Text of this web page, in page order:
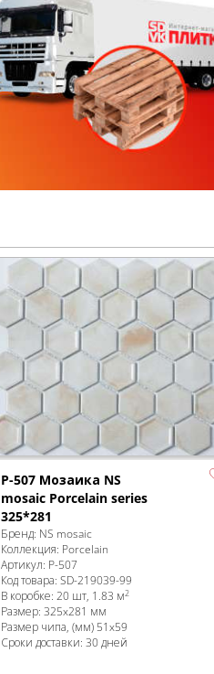
P-507 Мозаика NS
mosaic Porcelain series
325*281
Бренд: NS mosaic
Коллекция: Porcelain
Артикул: P-507
Код товара:SD-219039-99
В коробке:20 шт, 1.83 м2
Размер:325x281 мм
Размер чипа, (мм) 51x59
Сроки доставки: 30 дней